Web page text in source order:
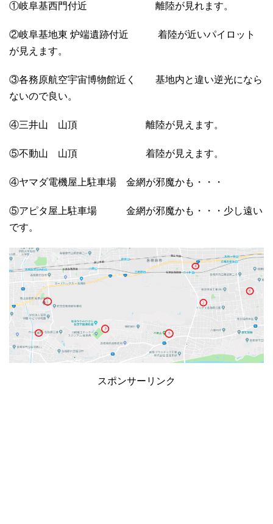
①岐阜基西門付近 離陸が見れます。
②岐阜基地東 炉端遺跡付近 着陸が近いパイロット
が見えます。
③各務原航空宇宙博物館近く 基地内と違い逆光になら
ないので良い。
④三井山 山頂 離陸が見えます。
⑤不動山 山頂 着陸が見えます。
④ヤマダ電機屋上駐車場 金網が邪魔かも・・・
⑤アピタ屋上駐車場 金網が邪魔かも・・・少し遠い
です。
スポンサーリンク